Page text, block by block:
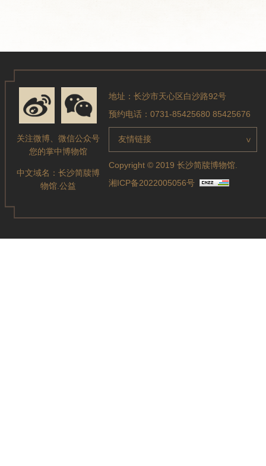
关注微博、微信公众号
您的掌中博物馆
中文域名： 长沙简牍博
物馆.公益
地址：长沙市天心区白沙路92号
预约电话：0731-85425680 85425676
友情链接 >
Copyright © 2019 长沙简牍博物馆.
湘ICP备2022005056号